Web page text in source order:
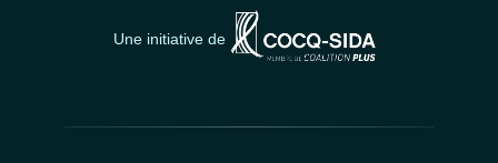
Une initiative de